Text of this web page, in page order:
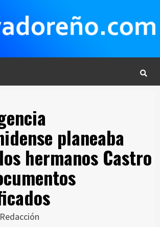
planeaba
hermanos Castro
Redacción